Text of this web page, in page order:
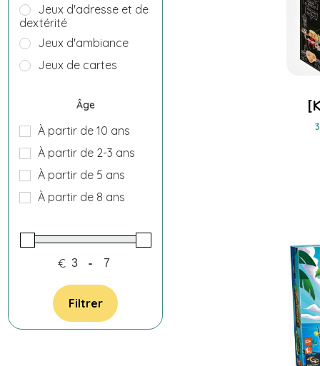
Jeux d'adresse et de
dextérité
Jeux d'ambiance
Jeux de cartes
Jeux de stratégie
Jeux enfants
Jeux rigolos
Réflexion, énigmes et
casse-têtes
Âge
À partir de 10 ans
À partir de 2-3 ans
À partir de 5 ans
À partir de 8 ans
€ -
Filtrer